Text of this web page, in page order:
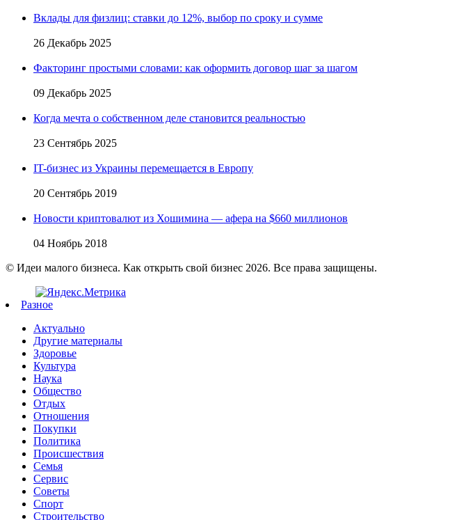
Вклады для физлиц: ставки до 12%, выбор по сроку и сумме
26 Декабрь 2025
Факторинг простыми словами: как оформить договор шаг за шагом
09 Декабрь 2025
Когда мечта о собственном деле становится реальностью
23 Сентябрь 2025
IT-бизнес из Украины перемещается в Европу
20 Сентябрь 2019
Новости криптовалют из Хошимина — афера на $660 миллионов
04 Ноябрь 2018
© Идеи малого бизнеса. Как открыть свой бизнес 2026. Все права защищены.
Разное
Актуально
Другие материалы
Здоровье
Культура
Наука
Общество
Отдых
Отношения
Покупки
Политика
Происшествия
Семья
Сервис
Советы
Спорт
Строительство